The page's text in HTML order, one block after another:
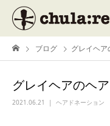
ブログ グレイヘ
グレイヘアのヘ
2021.06.21 ヘアドネーション